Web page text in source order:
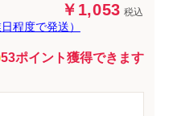
￥1,053 税込
程度で発送）
53ポイント獲得できます